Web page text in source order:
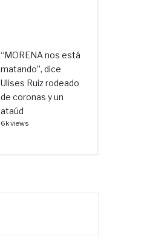
“MORENA nos está
matando”, dice
Ulises Ruiz rodeado
de coronas y un
ataúd
6k views